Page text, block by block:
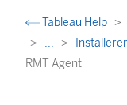
Tableau Help
...
RMT Agent